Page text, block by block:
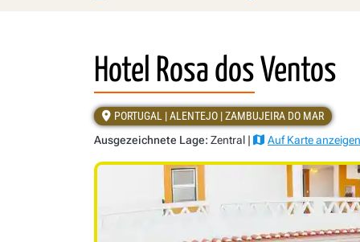
Hotel Rosa dos Ventos
PORTUGAL | ALENTEJO | ZAMBUJEIRA DO MAR
Ausgezeichnete Lage: Zentral | Auf Karte anzeigen